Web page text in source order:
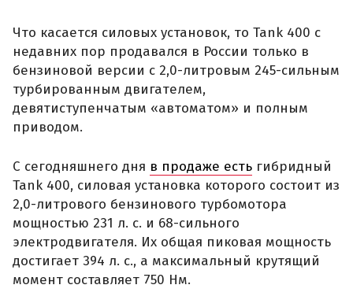
Что касается силовых установок, то Tank 400 с
недавних пор продавался в России только в
бензиновой версии с 2,0-литровым 245-сильным
турбированным двигателем,
девятиступенчатым «автоматом» и полным
приводом.
С сегодняшнего дня в продаже есть гибридный
Tank 400, силовая установка которого состоит из
2,0-литрового бензинового турбомотора
мощностью 231 л. с. и 68-сильного
электродвигателя. Их общая пиковая мощность
достигает 394 л. с., а максимальный крутящий
момент составляет 750 Нм.